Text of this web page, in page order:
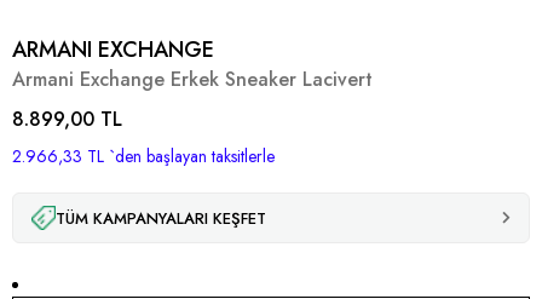
ARMANI EXCHANGE
Armani Exchange Erkek Sneaker Lacivert
8.899,00 TL
2.966,33 TL `den başlayan taksitlerle
TÜM KAMPANYALARI KEŞFET